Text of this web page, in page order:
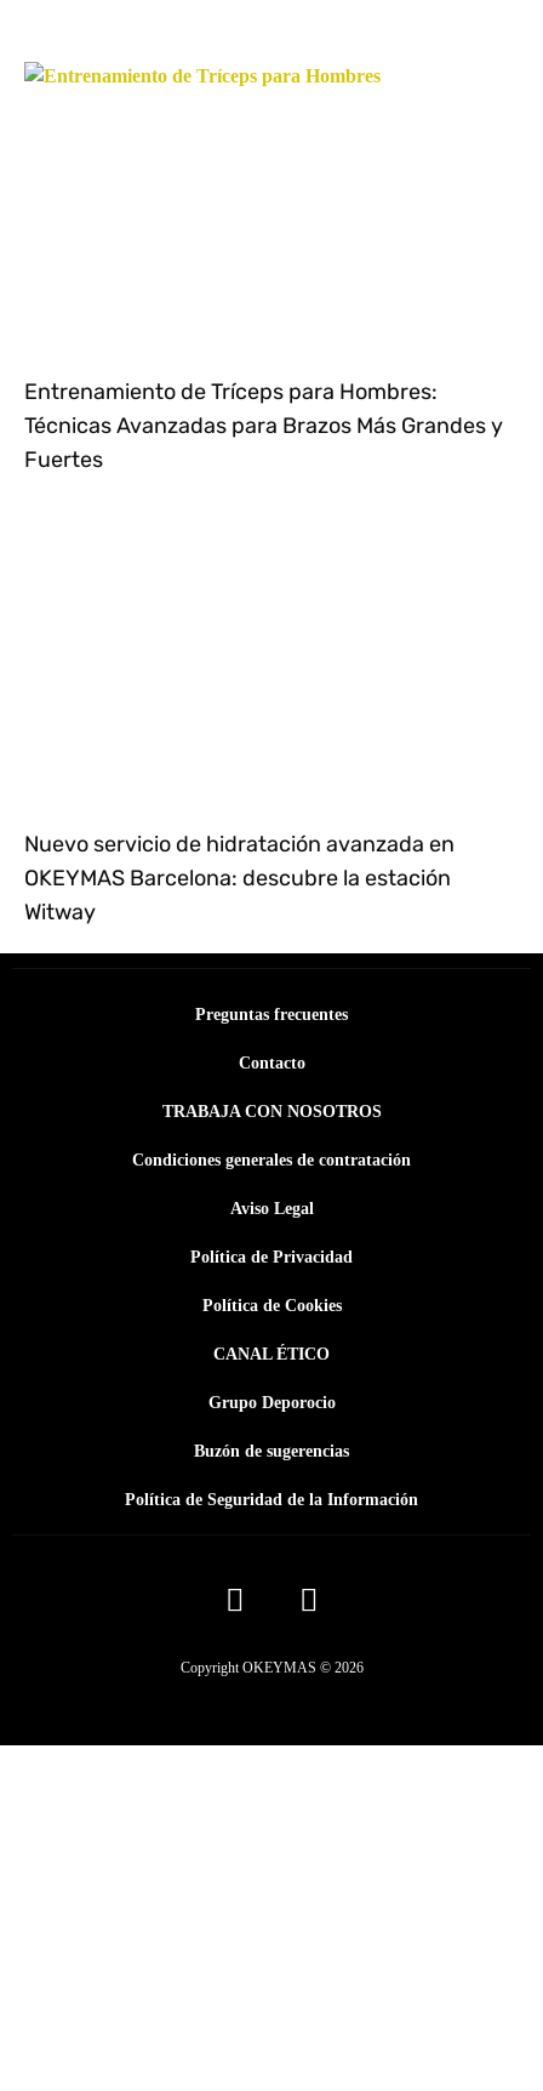
Entrenamiento de Tríceps para Hombres:
Técnicas Avanzadas para Brazos Más Grandes y
Fuertes
Nuevo servicio de hidratación avanzada en
OKEYMAS Barcelona: descubre la estación
Witway
Preguntas frecuentes
Contacto
TRABAJA CON NOSOTROS
Condiciones generales de contratación
Aviso Legal
Política de Privacidad
Política de Cookies
CANAL ÉTICO
Grupo Deporocio
Buzón de sugerencias
Política de Seguridad de la Información
Copyright OKEYMAS © 2026